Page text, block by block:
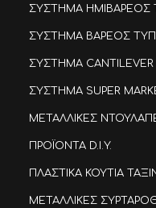
ΣΥΣΤΗΜΑ ΗΜΙΒΑΡΕΟΣ
ΣΥΣΤΗΜΑ ΒΑΡΕΟΣ
ΣΥΣΤΗΜΑ CANTILEVER
ΣΥΣΤΗΜΑ SUPER
ΜΕΤΑΛΛΙΚΕΣ
ΠΡΟΪΟΝΤΑ D.I.Y.
ΠΛΑΣΤΙΚΑ ΚΟΥΤΙΑ
ΜΕΤΑΛΛΙΚΕΣ